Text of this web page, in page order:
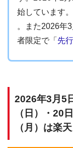
始しています
。また2026年
者限定で「 先
2026年3月5
（日）・20
（月）は楽